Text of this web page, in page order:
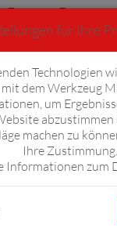
für Ihre
Technologien
dem Werkzeug
um
abzustimmen
machen zu
Ihre Zustimmung.
Informationen zum